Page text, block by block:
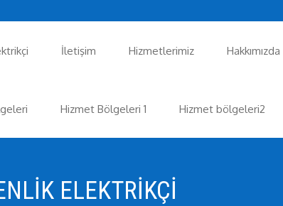
İletişim Hizmetlerimiz Hakkımızda
Hizmet Bölgeleri 1 Hizmet bölgeleri2
ELEKTRIKÇI